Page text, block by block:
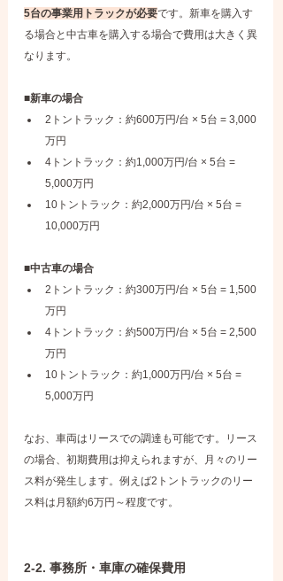
5台の事業用トラックが必要です。新車を購入す
る場合と中古車を購入する場合で費用は大きく異
なります。
■新車の場合
2トントラック：約600万円/台 × 5台 = 3,000
万円
4トントラック：約1,000万円/台 × 5台 =
5,000万円
10トントラック：約2,000万円/台 × 5台 =
10,000万円
■中古車の場合
2トントラック：約300万円/台 × 5台 = 1,500
万円
4トントラック：約500万円/台 × 5台 = 2,500
万円
10トントラック：約1,000万円/台 × 5台 =
5,000万円
なお、車両はリースでの調達も可能です。リース
の場合、初期費用は抑えられますが、月々のリー
ス料が発生します。例えば2トントラックのリー
ス料は月額約6万円～程度です。
2-2. 事務所・車庫の確保費用